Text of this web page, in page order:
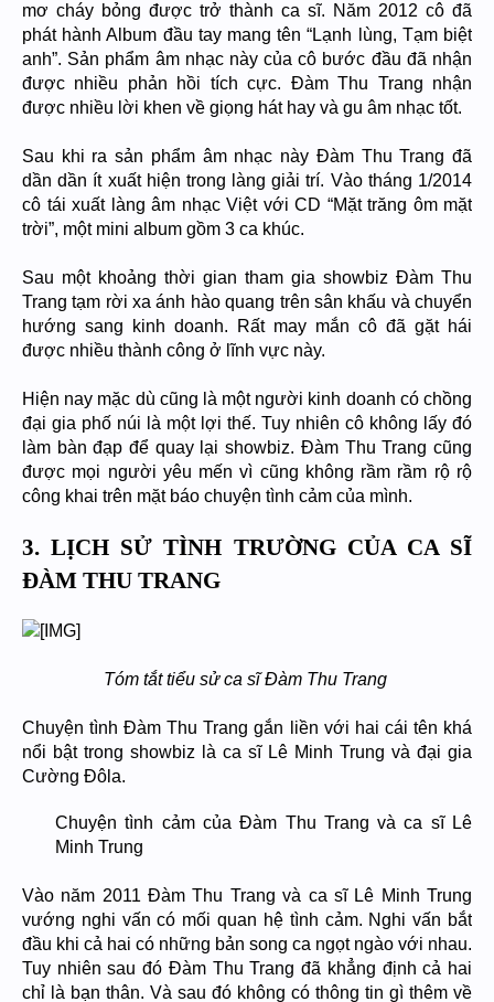
mơ cháy bỏng được trở thành ca sĩ. Năm 2012 cô đã
phát hành Album đầu tay mang tên “Lạnh lùng, Tạm biệt
anh”. Sản phẩm âm nhạc này của cô bước đầu đã nhận
được nhiều phản hồi tích cực. Đàm Thu Trang nhận
được nhiều lời khen về giọng hát hay và gu âm nhạc tốt.
Sau khi ra sản phẩm âm nhạc này Đàm Thu Trang đã
dần dần ít xuất hiện trong làng giải trí. Vào tháng 1/2014
cô tái xuất làng âm nhạc Việt với CD “Mặt trăng ôm mặt
trời”, một mini album gồm 3 ca khúc.
Sau một khoảng thời gian tham gia showbiz Đàm Thu
Trang tạm rời xa ánh hào quang trên sân khấu và chuyển
hướng sang kinh doanh. Rất may mắn cô đã gặt hái
được nhiều thành công ở lĩnh vực này.
Hiện nay mặc dù cũng là một người kinh doanh có chồng
đại gia phố núi là một lợi thế. Tuy nhiên cô không lấy đó
làm bàn đạp để quay lại showbiz. Đàm Thu Trang cũng
được mọi người yêu mến vì cũng không rầm rầm rộ rộ
công khai trên mặt báo chuyện tình cảm của mình.
3. LỊCH SỬ TÌNH TRƯỜNG CỦA CA SĨ
ĐÀM THU TRANG
Tóm tắt tiểu sử ca sĩ Đàm Thu Trang
Chuyện tình Đàm Thu Trang gắn liền với hai cái tên khá
nổi bật trong showbiz là ca sĩ Lê Minh Trung và đại gia
Cường Đôla.
Chuyện tình cảm của Đàm Thu Trang và ca sĩ Lê
Minh Trung
Vào năm 2011 Đàm Thu Trang và ca sĩ Lê Minh Trung
vướng nghi vấn có mối quan hệ tình cảm. Nghi vấn bắt
đầu khi cả hai có những bản song ca ngọt ngào với nhau.
Tuy nhiên sau đó Đàm Thu Trang đã khẳng định cả hai
chỉ là bạn thân. Và sau đó không có thông tin gì thêm về